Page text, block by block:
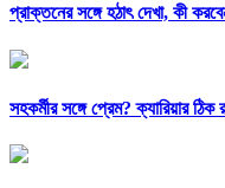
প্রাক্তনের সঙ্গে হঠাৎ দেখা, কী
সহকর্মীর সঙ্গে প্রেম? ক্যারিয়ার ঠিক